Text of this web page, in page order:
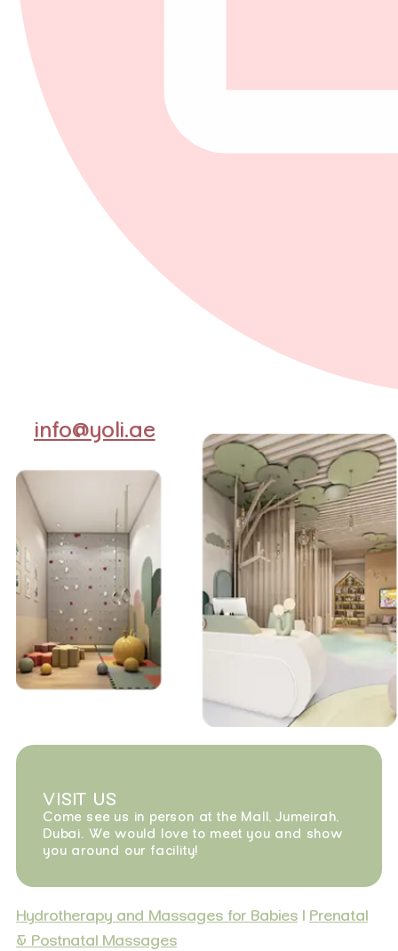
info@yoli.ae
VISIT US
Come see us in person at the Mall, Jumeirah,
Dubai. We would love to meet you and show
you around our facility!
Hydrotherapy and Massages for Babies
Prenatal
& Postnatal Massages